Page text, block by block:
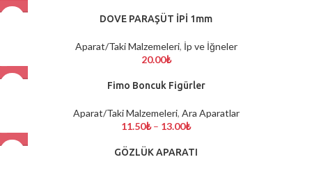
DOVE PARAŞÜT İPİ 1mm
Aparat/Taki Malzemeleri, İp ve İğneler
20.00₺
Fimo Boncuk Figürler
Aparat/Taki Malzemeleri, Ara Aparatlar
11.50₺ – 13.00₺
GÖZLÜK APARATI